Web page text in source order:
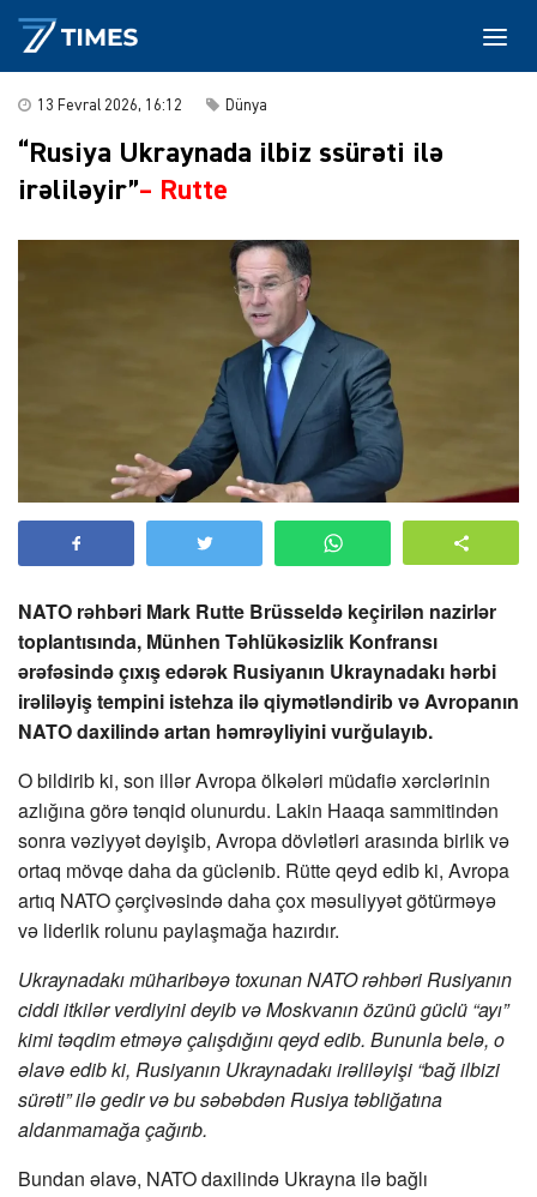
13 Fevral 2026, 16:12 Dünya
“Rusiya Ukraynada ilbiz ssürəti ilə
irəliləyir”– Rutte
NATO rəhbəri Mark Rutte Brüsseldə keçirilən nazirlər
toplantısında, Münhen Təhlükəsizlik Konfransı
ərəfəsində çıxış edərək Rusiyanın Ukraynadakı hərbi
irəliləyiş tempini istehza ilə qiymətləndirib və Avropanın
NATO daxilində artan həmrəyliyini vurğulayıb.
O bildirib ki, son illər Avropa ölkələri müdafiə xərclərinin
azlığına görə tənqid olunurdu. Lakin Haaqa sammitindən
sonra vəziyyət dəyişib, Avropa dövlətləri arasında birlik və
ortaq mövqe daha da güclənib. Rütte qeyd edib ki, Avropa
artıq NATO çərçivəsində daha çox məsuliyyət götürməyə
və liderlik rolunu paylaşmağa hazırdır.
Ukraynadakı müharibəyə toxunan NATO rəhbəri Rusiyanın
ciddi itkilər verdiyini deyib və Moskvanın özünü güclü “ayı”
kimi təqdim etməyə çalışdığını qeyd edib. Bununla belə, o
əlavə edib ki, Rusiyanın Ukraynadakı irəliləyişi “bağ ilbizi
sürəti” ilə gedir və bu səbəbdən Rusiya təbliğatına
aldanmamağa çağırıb.
Bundan əlavə, NATO daxilində Ukrayna ilə bağlı